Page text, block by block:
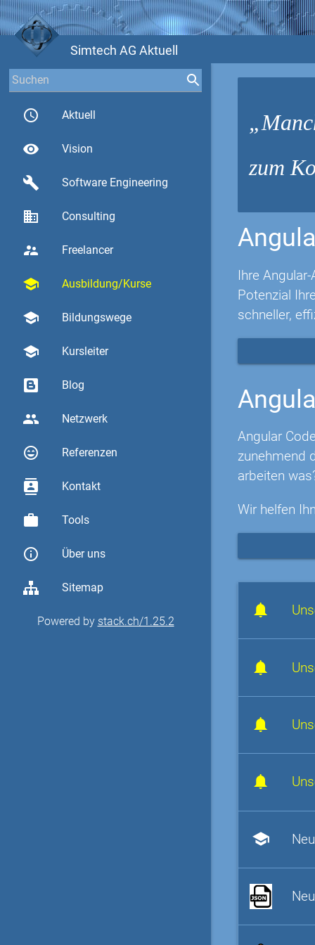
Simtech AG Aktuell
access_time Aktuell
visibility Vision
build Software Engineering
business Consulting
supervisor_account Freelancer
school Ausbildung/Kurse
school Bildungswege
school Kursleiter
Blog
group Netzwerk
sentiment_very_satisfied Referenzen
contacts Kontakt
work Tools
info_outline Über uns
Sitemap
Powered by stack.ch/1.25.2
zum
Ihre
Potenzial
schneller,
Angular
zunehmend
arbeiten
Wir helfen
school